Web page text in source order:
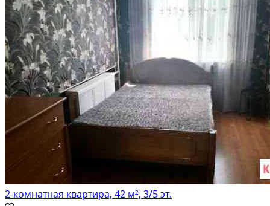
Посуточная аренда; Общая площадь: 18 м²; Бытовая техника: Плита,
Холодильник, Стиральная машина, Фен, Утюг
2-комнатная квартира, 42 м², 3/5 эт.